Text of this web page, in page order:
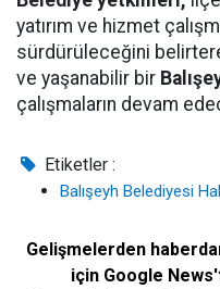
yatırım ve hizmet
sürdürüleceğini
ve yaşanabilir bir
çalışmaların devam
Etiketler :
Balışeyh Belediyesi
Gelişmelerden
için Google